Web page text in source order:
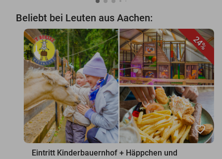
Beliebt bei Leuten aus Aachen:
24%
favorite_border
Eintritt Kinderbauernhof + Häppchen und